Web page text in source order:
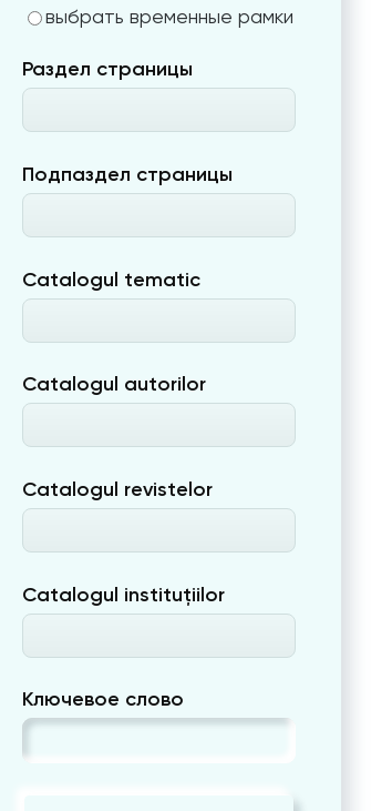
выбрать временные рамки
Раздел страницы
Подпаздел страницы
Catalogul tematic
Catalogul autorilor
Catalogul revistelor
Catalogul instituțiilor
Ключевое слово